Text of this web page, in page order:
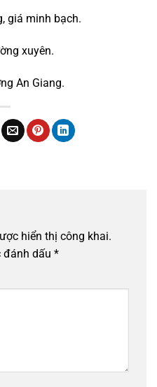
giá minh bạch.
xuyên.
An Giang.
hiển thị công khai.
đánh dấu *